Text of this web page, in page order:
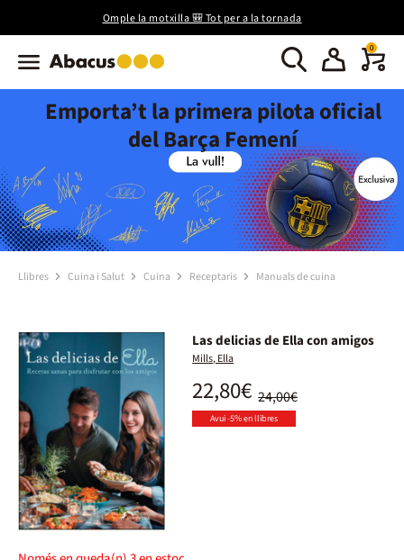
Omple la motxilla 🎒 Tot per a la tornada
0
Emporta’t la primera pilota oficial
del Barça Femení
Llibres Cuina i Salut Cuina Receptaris Manuals de cuina
Las delicias de Ella con amigos
Mills, Ella
24,00€
22,80€
Avui -5% en llibres